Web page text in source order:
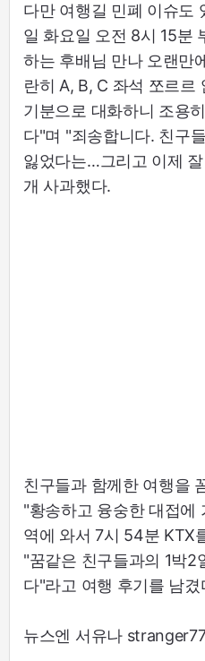
다만 여행길 민폐 이슈도
일 화요일 오전 8시 15분
하는 후배님 만나 오랜만
란히 A, B, C 좌석 쪼르르
기분으로 대화하니 조용
다"며 "죄송합니다. 친구
잃었다는…그리고 이제
개 사과했다.
친구들과 함께한 여행을
"황송하고 융숭한 대접에
역에 와서 7시 54분 KTX
"꿈같은 친구들과의 1박2
다"라고 여행 후기를 남겼
뉴스엔 서유나